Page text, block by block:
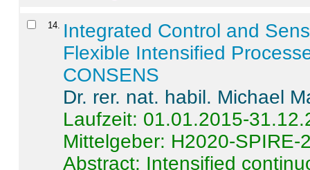
14
Integrated Control and
Flexible Intensified
CONSENS
Dr. rer. nat. habil. Michael
Laufzeit: 01.01.2015-
Mittelgeber: H2020-SPIRE-
Abstract: Intensified